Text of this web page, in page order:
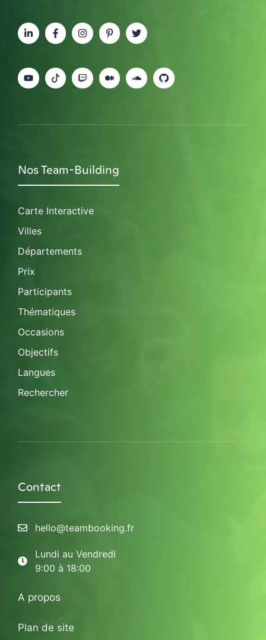
Nos Team-Building
Carte Interactive
Villes
Départements
Prix
Participants
Thématiques
Occasions
Objectifs
Langues
Rechercher
Contact
hello@teambooking.fr
Lundi au Vendredi
9:00 à 18:00
A propos
Plan de site